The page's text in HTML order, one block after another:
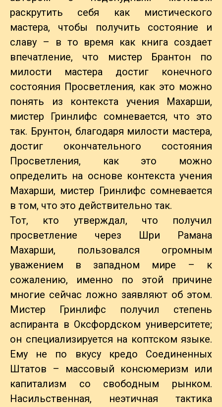
раскрутить себя как мистического
мастера, чтобы получить состояние и
славу – в то время как книга создает
впечатление, что мистер Брантон по
милости мастера достиг конечного
состояния Просветления, как это можно
понять из контекста учения Махарши,
мистер Гринлифс сомневается, что это
так. Брунтон, благодаря милости мастера,
достиг окончательного состояния
Просветления, как это можно
определить на основе контекста учения
Махарши, мистер Гринлифс сомневается
в том, что это действительно так.
Тот, кто утверждал, что получил
просветление через Шри Рамана
Махарши, пользовался огромным
уважением в западном мире – к
сожалению, именно по этой причине
многие сейчас ложно заявляют об этом.
Мистер Гринлифс получил степень
аспиранта в Оксфордском университете;
он специализируется на коптском языке.
Ему не по вкусу кредо Соединенных
Штатов – массовый консюмеризм или
капитализм со свободным рынком.
Насильственная, неэтичная тактика